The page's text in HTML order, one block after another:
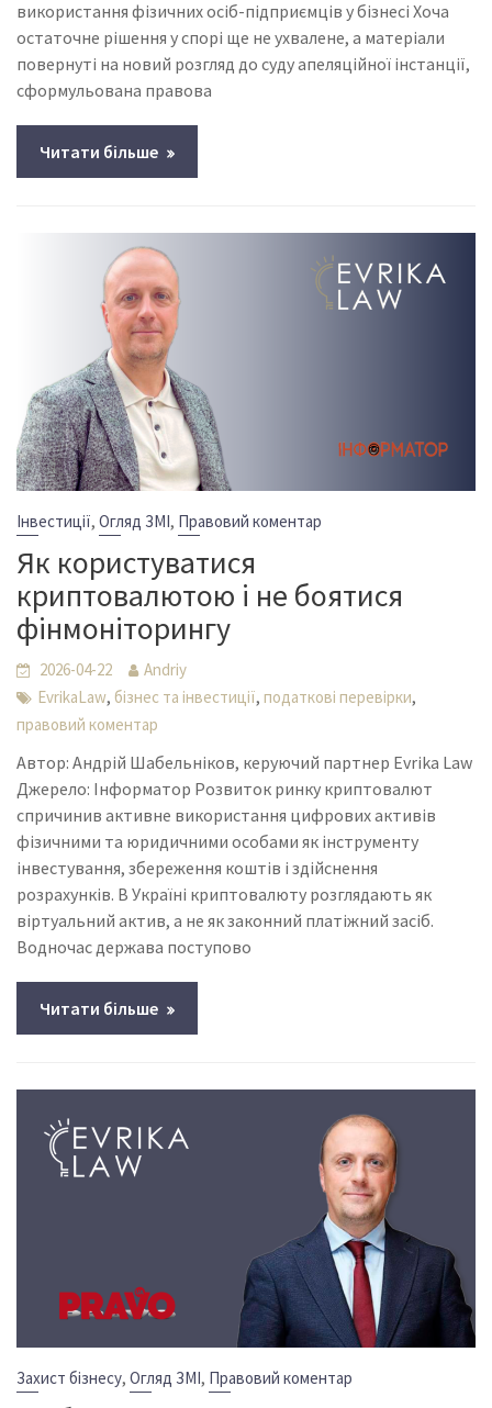
використання фізичних осіб-підприємців у бізнесі Хоча
остаточне рішення у спорі ще не ухвалене, а матеріали
повернуті на новий розгляд до суду апеляційної інстанції,
сформульована правова
Читати більше
Інвестиції,Огляд ЗМІ, Правовий коментар
Як користуватися
криптовалютою і не боятися
фінмоніторингу
2026-04-22
Andriy
EvrikaLaw, бізнес та інвестиції,податкові перевірки,
правовий коментар
Автор: Андрій Шабельніков, керуючий партнер Evrika Law
Джерело: Інформатор Розвиток ринку криптовалют
спричинив активне використання цифрових активів
фізичними та юридичними особами як інструменту
інвестування, збереження коштів і здійснення
розрахунків. В Україні криптовалюту розглядають як
віртуальний актив, а не як законний платіжний засіб.
Водночас держава поступово
Читати більше
Захист бізнесу,Огляд ЗМІ, Правовий коментар